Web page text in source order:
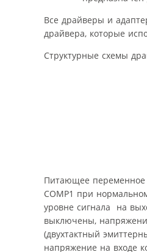
Все драйверы и
драйвера, которые
Структурные схемы
Питающее переменное
COMP1 при
уровне сигнала
на
выключены,
(двухтактный
напряжение на входе